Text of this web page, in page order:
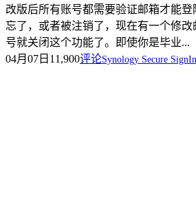
改版后所有账号都需要验证邮箱才能
忘了，或者被注销了，现在有一个修改
号就关闭这个功能了。即使你是毕业...
04月07日 11,900评论Synology Secure SignIn